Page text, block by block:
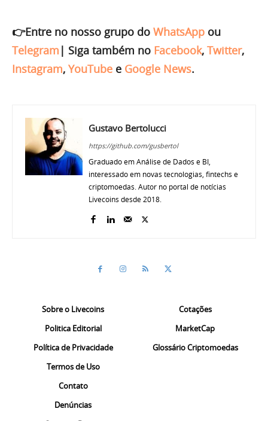
👉Entre no nosso grupo do WhatsApp ou
Telegram | Siga também no Facebook, Twitter,
Instagram, YouTube e Google News.
Gustavo Bertolucci
https://github.com/gusbertol
Graduado em Análise de Dados e BI,
interessado em novas tecnologias, fintechs e
criptomoedas. Autor no portal de notícias
Livecoins desde 2018.
Sobre o Livecoins
Politica Editorial
Política de Privacidade
Termos de Uso
Contato
Denúncias
Cotações
MarketCap
Glossário Criptomoedas